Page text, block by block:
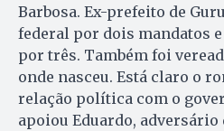
Barbosa. Ex-prefeito de
federal por dois mandatos
por três. Também foi
onde nasceu. Está claro o
relação política com o
apoiou Eduardo, adversário